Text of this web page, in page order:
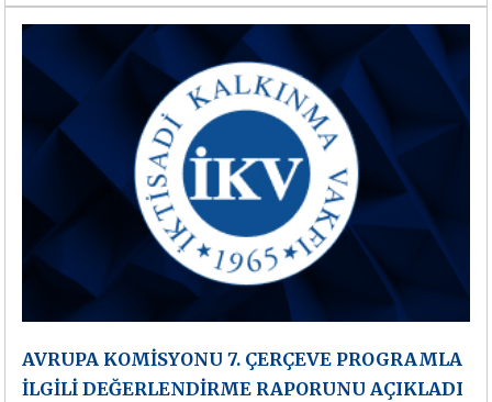
AVRUPA KOMİSYONU 7. ÇERÇEVE PROGRAMLA
İLGİLİ DEĞERLENDİRME RAPORUNU AÇIKLADI